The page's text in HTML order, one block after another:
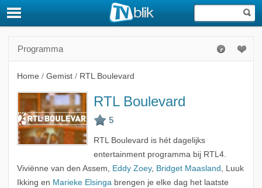
Programma
Home / Gemist / RTL Boulevard
RTL Boulevard
RTL Boulevard is hét dagelijks
entertainment programma bij RTL4.
Viviënne van den Assem, Eddy Zoey, Bridget Maasland , Luuk
Ikking en Marieke Elsingabrengen je elke dag het laatste